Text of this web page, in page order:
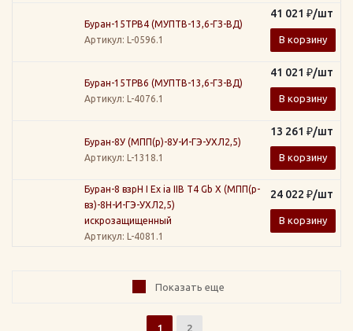
Буран-15ТРВ4 (МУПТВ-13,6-ГЗ-ВД)
Артикул: L-0596.1
41 021 ₽/шт
В корзину
Буран-15ТРВ6 (МУПТВ-13,6-ГЗ-ВД)
Артикул: L-4076.1
41 021 ₽/шт
В корзину
Буран-8У (МПП(р)-8У-И-ГЭ-УХЛ2,5)
Артикул: L-1318.1
13 261 ₽/шт
В корзину
Буран-8 взрН I Ex ia IIB T4 Gb X (МПП(р-
вз)-8Н-И-ГЭ-УХЛ2,5)
искрозащищенный
Артикул: L-4081.1
24 022 ₽/шт
В корзину
Показать еще
1 2